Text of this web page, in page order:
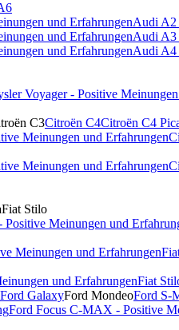
und ErfahrungenAudi A2
und ErfahrungenAudi A3
und ErfahrungenAudi A4
Voyager - Positive
C3Citroën C4Citroën C4
Meinungen und Erfahrungen
Meinungen und Erfahrungen
Fiat Stilo
Meinungen und
Meinungen und Erfahrungen
und ErfahrungenFiat
Ford GalaxyFord MondeoFord S-
Ford Focus C-MAX - Positive